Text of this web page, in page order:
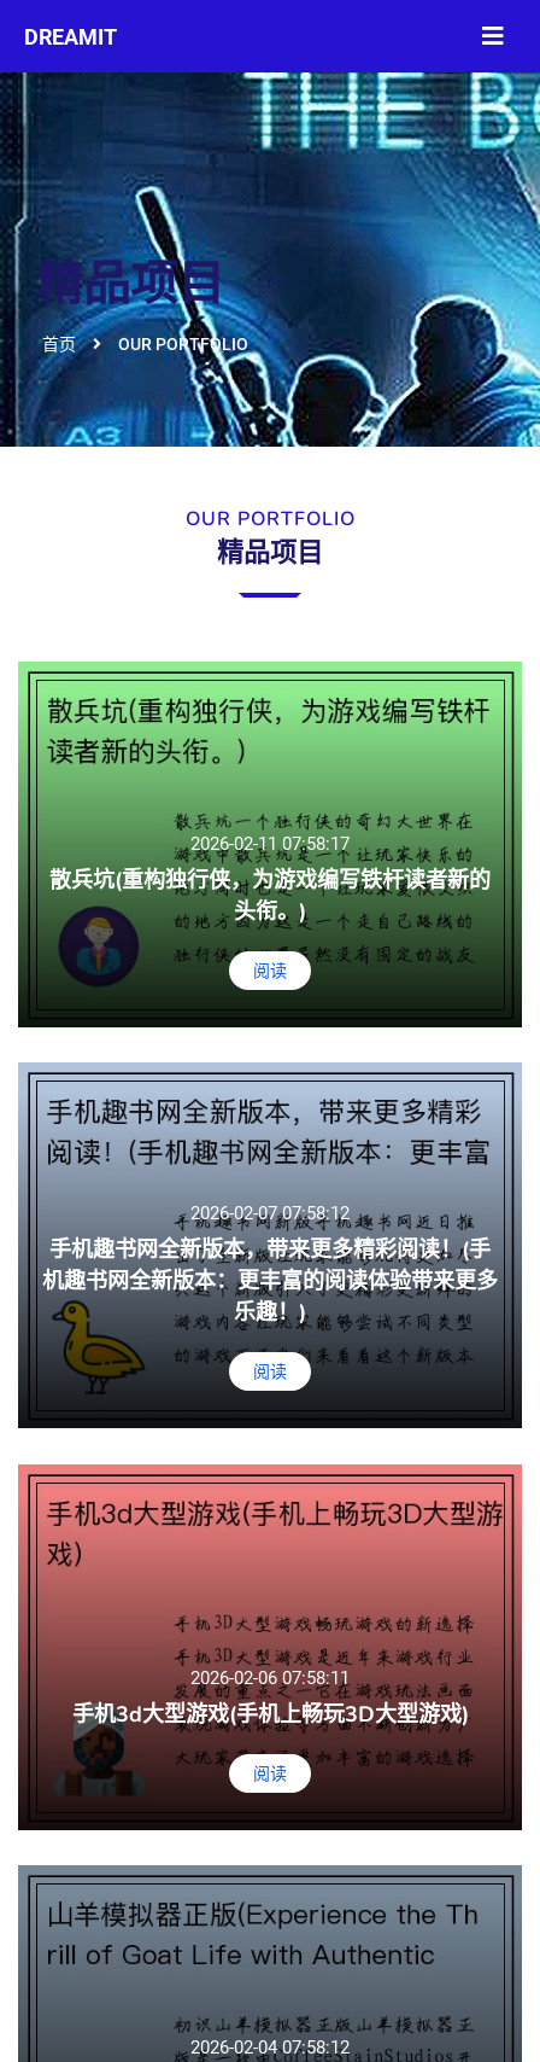
精品项目
首页 OUR PORTFOLIO
OUR PORTFOLIO
精品项目
2026-02-11 07:58:17
散兵坑(重构独行侠，为游戏编写铁杆读者新的
头衔。)
阅读
2026-02-07 07:58:12
手机趣书网全新版本，带来更多精彩阅读！(手
机趣书网全新版本：更丰富的阅读体验带来更多
乐趣！)
阅读
2026-02-06 07:58:11
手机3d大型游戏(手机上畅玩3D大型游戏)
阅读
2026-02-04 07:58:12